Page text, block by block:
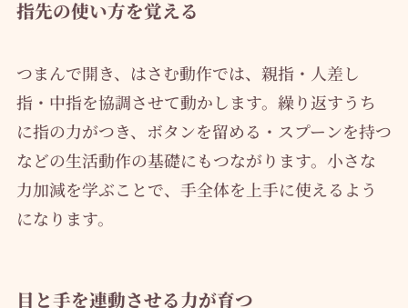
指先の使い方を覚える
つまんで開き、はさむ動作では、親指・人差し
指・中指を協調させて動かします。繰り返すうち
に指の力がつき、ボタンを留める・スプーンを持つ
などの生活動作の基礎にもつながります。小さな
力加減を学ぶことで、手全体を上手に使えるよう
になります。
目と手を連動させる力が育つ